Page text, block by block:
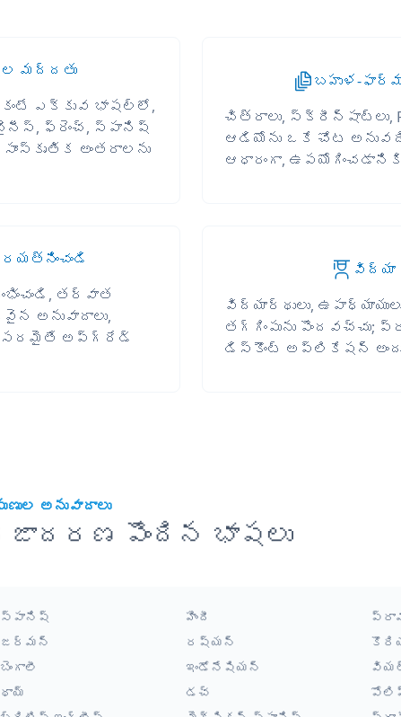
మద్దతు
కంటే ఎక్కువ భాషల్లో,
ఫ్రెంచ్, స్పానిష్
అంతరాలను
బహుళ-
చిత్రాలు, స్క్రీన్‌షాట్‌లు,
ఆడియోను ఒకే చోట
ఆధారంగా, ఉపయోగించడానికి
తర్వాత
అనువాదాలు,
అప్‌గ్రేడ్
విద్యా
విద్యార్థులు,
తగ్గింపును
డిస్కౌంట్ అప్లికేషన్
అనువాదాలు
పొందిన భాషలు
స్పానిష్ హిందీ
జర్మన్ రష్యన్
బెంగాలీ ఇండోనేషియన్
థాయ్ డచ్